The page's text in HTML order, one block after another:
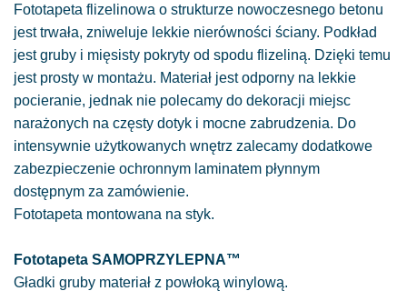
Fototapeta flizelinowa o strukturze nowoczesnego betonu
jest trwała, zniweluje lekkie nierówności ściany. Podkład
jest gruby i mięsisty pokryty od spodu flizeliną. Dzięki temu
jest prosty w montażu. Materiał jest odporny na lekkie
pocieranie, jednak nie polecamy do dekoracji miejsc
narażonych na częsty dotyk i mocne zabrudzenia. Do
intensywnie użytkowanych wnętrz zalecamy dodatkowe
zabezpieczenie ochronnym laminatem płynnym
dostępnym za zamówienie.
Fototapeta montowana na styk.
Fototapeta SAMOPRZYLEPNA™
Gładki gruby materiał z powłoką winylową.